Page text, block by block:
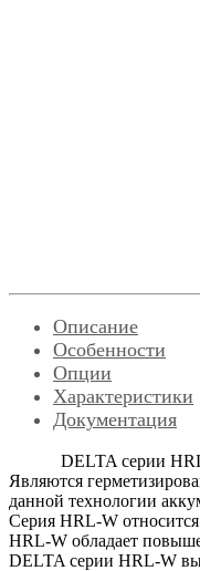
Описание
Особенности
Опции
Характеристики
Документация
DELTA серии
Являются
данной технологии
Серия HRL-W
HRL-W обладает
DELTA серии HRL-W